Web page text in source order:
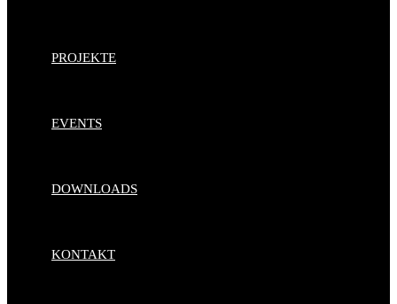
PROJEKTE
EVENTS
DOWNLOADS
KONTAKT